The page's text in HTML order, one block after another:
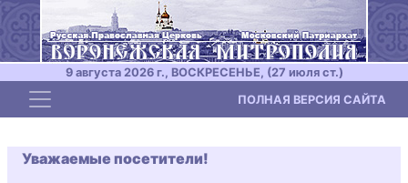
9 августа 2026 г., ВОСКРЕСЕНЬЕ, (27 июля ст.)
Toggle navigation ПОЛНАЯ ВЕРСИЯ САЙТА
Уважаемые посетители!